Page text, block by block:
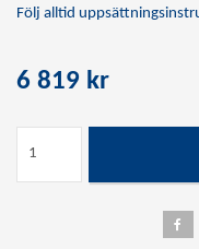
Följ alltid
6 819 kr